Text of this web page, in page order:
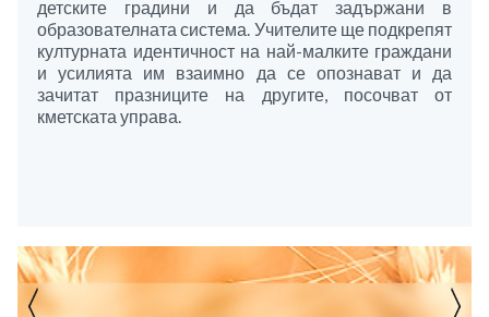
детските градини и да бъдат задържани в
образователната система. Учителите ще подкрепят
културната идентичност на най-малките граждани
и усилията им взаимно да се опознават и да
зачитат празниците на другите, посочват от
кметската управа.